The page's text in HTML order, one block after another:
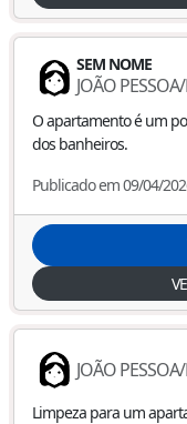
SEM NOME
JOÃO PESSOA/
O apartamento é um
dos banheiros.
Publicado em 09/04/
JOÃO PESSOA/
Limpeza para um